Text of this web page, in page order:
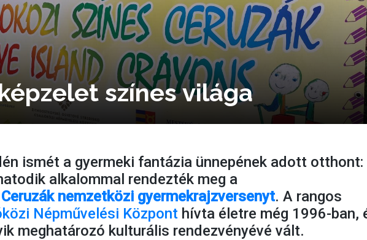
színes világa
ismét a gyermeki fantázia ünnepének adott otthont:
alkalommal rendezték meg a
nemzetközi gyermekrajzversenyt. A rangos
Népművelési Központ hívta életre még 1996-ban,
meghatározó kulturális rendezvényévé vált.